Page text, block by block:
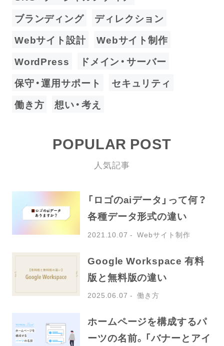
ブランディング
ディレクション
Webサイト設計
Webサイト制作
WordPress
ドメイン・サーバー
保守・運用サポート
セキュリティ
働き方
想い・考え
POPULAR POST
人気記事
「ロゴのaiデータ」って何？
各種データ形式の違い
2021.10.07 Webサイト制作
Google Workspace 有料
版と無料版の違い
2025.06.07 働き方
ホームページを構成するパ
ーツの名前。「バナーとアイ